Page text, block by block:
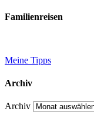
Familienreisen
Meine Tipps
Archiv
Archiv